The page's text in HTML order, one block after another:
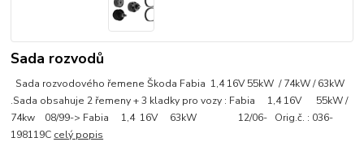
Sada rozvodů
Sada rozvodového řemene Škoda Fabia 1,4 16V 55kW / 74kW / 63kW
.Sada obsahuje 2 řemeny + 3 kladky pro vozy : Fabia 1,4 16V 55kW /
74kw 08/99-> Fabia 1,4 16V 63kW 12/06- Orig.č. : 036-
198119C celý popis